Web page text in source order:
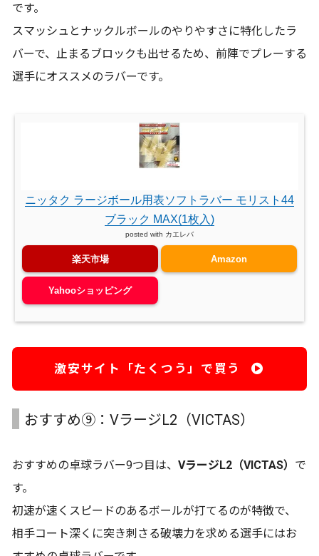
です。
スマッシュとナックルボールのやりやすさに特化したラ
バーで、止まるブロックも出せるため、前陣でプレーする
選手にオススメのラバーです。
ニッタク ラージボール用表ソフトラバー モリスト44
ブラック MAX(1枚入)
posted with カエレバ
楽天市場 Amazon
Yahooショッピング
激安サイト「たくつう」で買う
おすすめ⑨：VラージL2（VICTAS）
おすすめの卓球ラバー9つ目は、 VラージL2（VICTAS） で
す。
初速が速くスピードのあるボールが打てるのが特徴で、
相手コート深くに突き刺さる破壊力を求める選手にはお